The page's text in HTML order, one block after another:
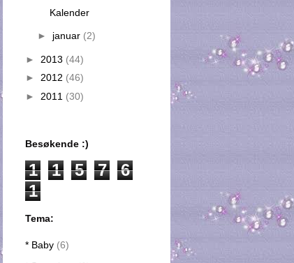
Kalender
► januar (2)
► 2013 (44)
► 2012 (46)
► 2011 (30)
Besøkende :)
1 1 5 7
6
1
Tema:
* Baby (6)